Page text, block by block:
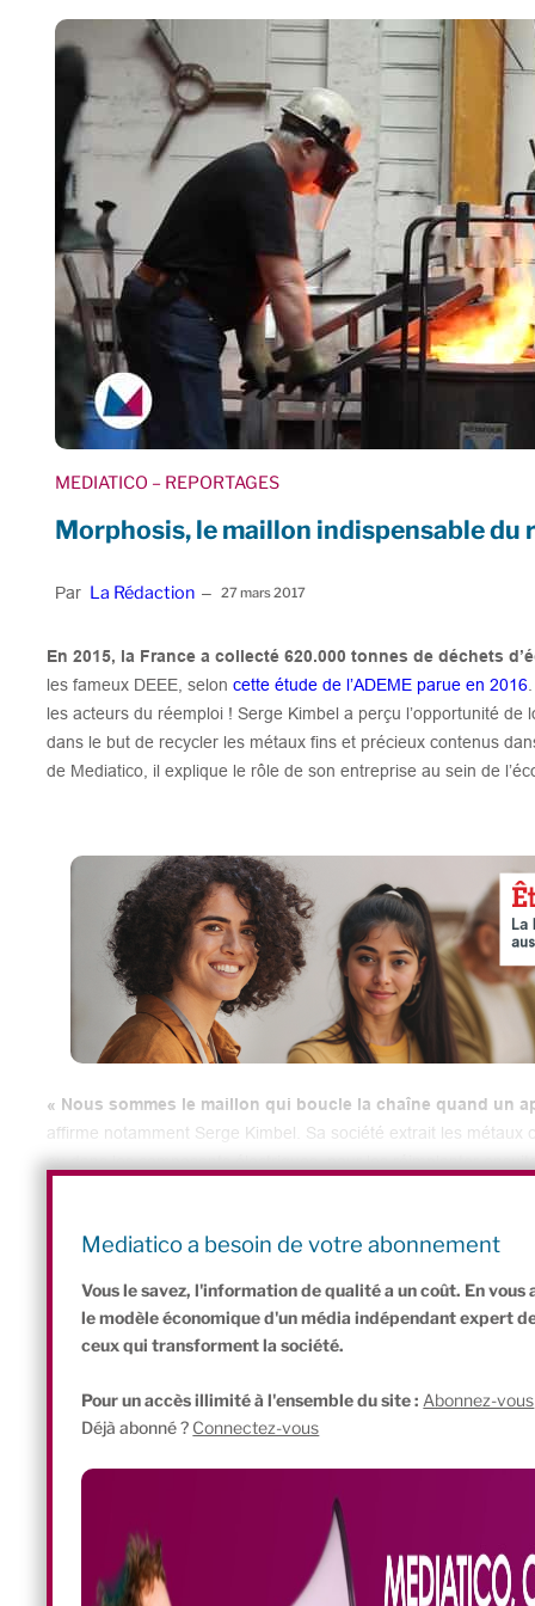
MEDIATICO – REPORTAGES
Morphosis, le maillon indispensable
Par La Rédaction – 27 mars 2017
En 2015, la France a collecté 620.000 tonnes de déchets
les fameux DEEE, seloncette étude de l’ADEME parue en 2016
les acteurs du réemploi ! Serge Kimbel a perçu l’opportunité
dans le but de recycler les métaux fins et précieux contenus
de Mediatico, il explique le rôle de son entreprise au sein de
« Nous sommes le maillon qui boucle la chaîne quand un
affirme notamment Serge Kimbel. Sa société extrait les
ou dans les composants électriques, pour les réimplanter
Mediatico a besoin de votre abonnement
Vous le savez, l'information de qualité a un coût. En
le modèle économique d'un média indépendant expert
ceux qui transforment la société.
Pour un accès illimité à l'ensemble du site : Abonnez-vous
Déjà abonné ? Connectez-vous